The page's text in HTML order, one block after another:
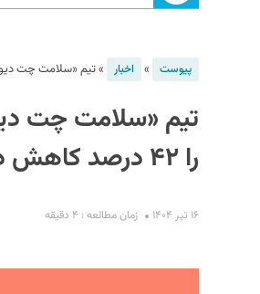
پیوست » اخبار »تیم «سلامت چت دیوار» سرقت حساب
را ۴۲ درصد کاهش داد
۱۶ تیر ۱۴۰۴ زمان مطالعه : ۴ دقیقه